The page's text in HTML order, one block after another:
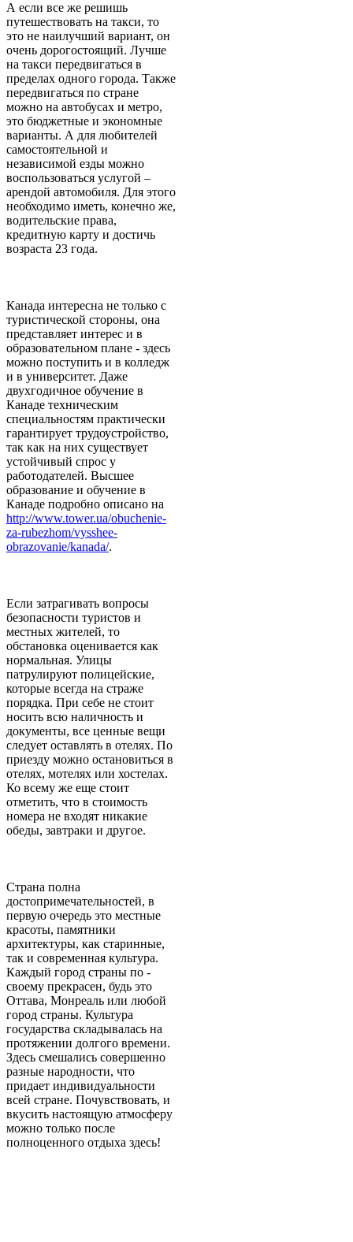
А если все же решишь
путешествовать на такси, то
это не наилучший вариант, он
очень дорогостоящий. Лучше
на такси передвигаться в
пределах одного города. Также
передвигаться по стране
можно на автобусах и метро,
это бюджетные и экономные
варианты. А для любителей
самостоятельной и
независимой езды можно
воспользоваться услугой –
арендой автомобиля. Для этого
необходимо иметь, конечно же,
водительские права,
кредитную карту и достичь
возраста 23 года.
Канада интересна не только с
туристической стороны, она
представляет интерес и в
образовательном плане - здесь
можно поступить и в колледж
и в университет. Даже
двухгодичное обучение в
Канаде техническим
специальностям практически
гарантирует трудоустройство,
так как на них существует
устойчивый спрос у
работодателей. Высшее
образование и обучение в
Канаде подробно описано на
http://www.tower.ua/obuchenie-
za-rubezhom/vysshee-
obrazovanie/kanada/.
Если затрагивать вопросы
безопасности туристов и
местных жителей, то
обстановка оценивается как
нормальная. Улицы
патрулируют полицейские,
которые всегда на страже
порядка. При себе не стоит
носить всю наличность и
документы, все ценные вещи
следует оставлять в отелях. По
приезду можно остановиться в
отелях, мотелях или хостелах.
Ко всему же еще стоит
отметить, что в стоимость
номера не входят никакие
обеды, завтраки и другое.
Страна полна
достопримечательностей, в
первую очередь это местные
красоты, памятники
архитектуры, как старинные,
так и современная культура.
Каждый город страны по -
своему прекрасен, будь это
Оттава, Монреаль или любой
город страны. Культура
государства складывалась на
протяжении долгого времени.
Здесь смешались совершенно
разные народности, что
придает индивидуальности
всей стране. Почувствовать, и
вкусить настоящую атмосферу
можно только после
полноценного отдыха здесь!